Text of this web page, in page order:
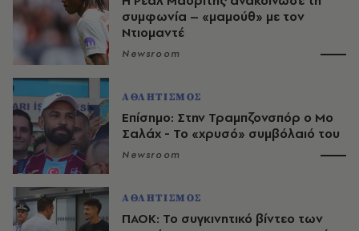
συμφωνία – «μαμούθ» με τον
Ντιομαντέ
Newsroom
ΑΘΛΗΤΙΣΜΟΣ
Επίσημο: Στην Τραμπζονσπόρ ο Μο
Σαλάχ - Το «χρυσό» συμβόλαιό του
Newsroom
ΑΘΛΗΤΙΣΜΟΣ
ΠΑΟΚ: Το συγκινητικό βίντεο των